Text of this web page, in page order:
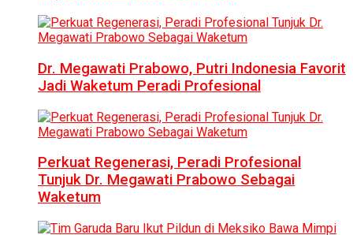
Dr. Megawati Prabowo, Putri Indonesia Favorit
Jadi Waketum Peradi Profesional
Perkuat Regenerasi, Peradi Profesional
Tunjuk Dr. Megawati Prabowo Sebagai
Waketum